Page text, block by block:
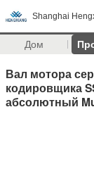
Shanghai
Дом
Вал мотора
кодировщика
абсолютный